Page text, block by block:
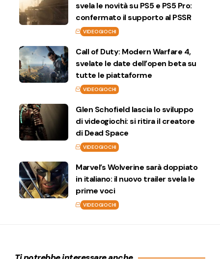
svela le novità su PS5 e PS5 Pro:
confermato il supporto al PSSR
VIDEOGIOCHI
Call of Duty: Modern Warfare 4,
svelate le date dell’open beta su
tutte le piattaforme
VIDEOGIOCHI
Glen Schofield lascia lo sviluppo
di videogiochi: si ritira il creatore
di Dead Space
VIDEOGIOCHI
Marvel’s Wolverine sarà doppiato
in italiano: il nuovo trailer svela le
prime voci
VIDEOGIOCHI